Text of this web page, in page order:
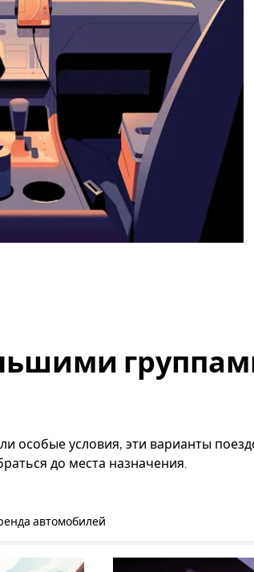
особые условия, эти варианты
до места назначения.
автомобилей